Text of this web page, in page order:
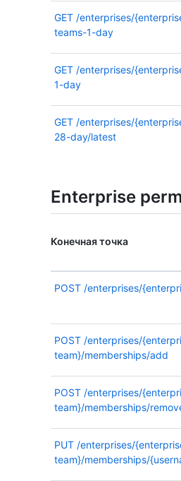
GET /enterprises/
teams-1-day
GET /enterprises/
1-day
GET /enterprises/
28-day/latest
Enterprise
Конечная точка
POST /enterprises/
POST /enterprises/
team}/memberships/add
POST /enterprises/
team}/memberships/
PUT /enterprises/
team}/memberships/